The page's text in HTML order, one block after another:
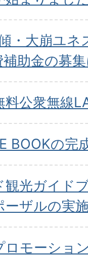
・大崩ユ
助金の募
公衆無線
BOOKの完
観光ガイド
ーザルの実
ロモーショ